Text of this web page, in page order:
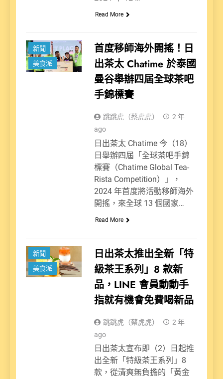
Read More
新聞
美食派
首度移師海外開搖！日
出茶太 Chatime 於泰國
曼谷舉辦四屆全球茶吧
手錦標賽
跳跳虎（蔡虎虎）
2 年
ago
日出茶太 Chatime 今（18）
日舉辦四屆「全球茶吧手錦
標賽（Chatime Global Tea-
Rista Competition）」，
2024 年首度將活動移師海外
開搖，來全球 13 個國家…
Read More
新聞
美食派
日出茶太推出全新「特
級茶王系列」8 款新
品，LINE 會員動動手
指就有機會免費喝新品
跳跳虎（蔡虎虎）
2 年
ago
日出茶太宣布即（2）日起推
出全新「特級茶王系列」8
款，從清爽無負擔的「黃金